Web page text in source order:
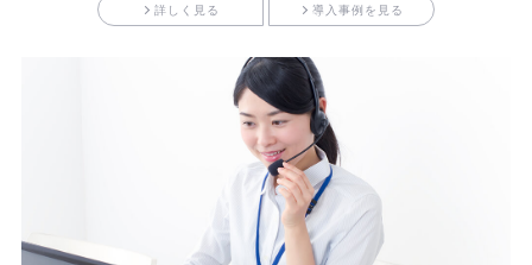
詳しく見る 導入事例を見る